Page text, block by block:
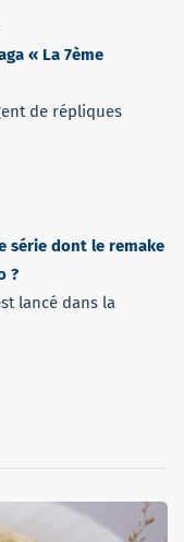
« La 7ème
de répliques
série dont le remake
?
lancé dans la